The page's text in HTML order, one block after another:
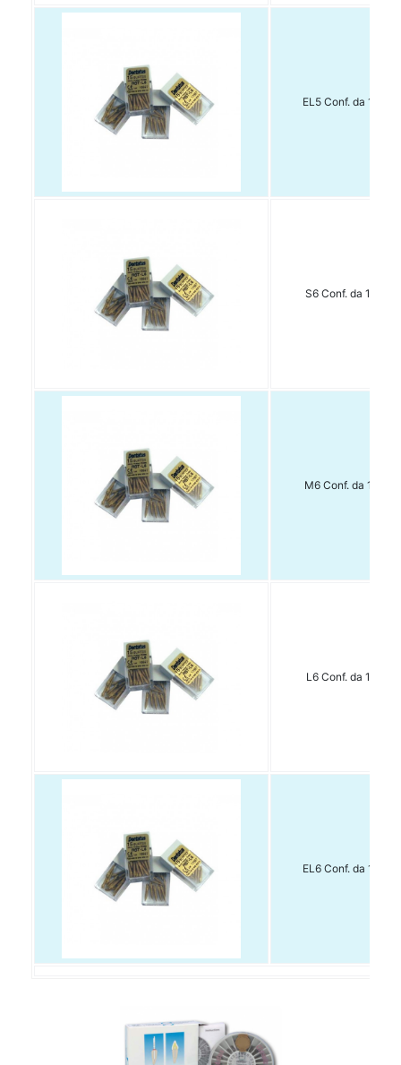
EL5 Conf. da 15 pz.
S6 Conf. da 15 pz.
M6 Conf. da 15 pz.
L6 Conf. da 15 pz.
EL6 Conf. da 15 pz.